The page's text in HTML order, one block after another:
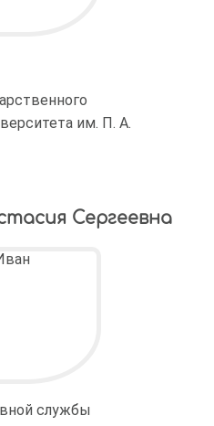
им. П. А.
Сергеевна
службы